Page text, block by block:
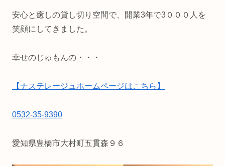
安心と癒しの貸し切り空間で、開業3年で3０００人を
笑顔にしてきました。
幸せのじゅもんの・・・
【ナステレージュホームページはこちら】
0532-35-9390
愛知県豊橋市大村町五貫森９６